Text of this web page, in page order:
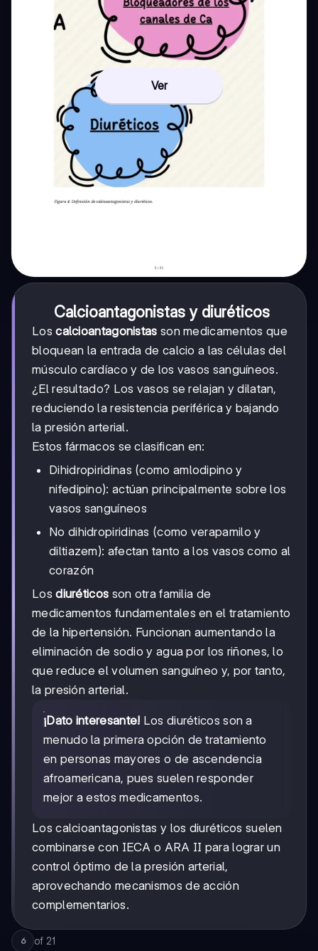
Ver
Calcioantagonistas y diuréticos
Loscalcioantagonistas son medicamentos que
bloquean la entrada de calcio a las células del
músculo cardíaco y de los vasos sanguíneos.
¿El resultado? Los vasos se relajan y dilatan,
reduciendo la resistencia periférica y bajando
la presión arterial.
Estos fármacos se clasifican en:
Dihidropiridinas (como amlodipino y
nifedipino): actúan principalmente sobre los
vasos sanguíneos
No dihidropiridinas (como verapamilo y
diltiazem): afectan tanto a los vasos como al
corazón
Losdiuréticos son otra familia de
medicamentos fundamentales en el tratamiento
de la hipertensión. Funcionan aumentando la
eliminación de sodio y agua por los riñones, lo
que reduce el volumen sanguíneo y, por tanto,
la presión arterial.
¡Dato interesante! Los diuréticos son a
menudo la primera opción de tratamiento
en personas mayores o de ascendencia
afroamericana, pues suelen responder
mejor a estos medicamentos.
Los calcioantagonistas y los diuréticos suelen
combinarse con IECA o ARA II para lograr un
control óptimo de la presión arterial,
aprovechando mecanismos de acción
complementarios.
6 of 21